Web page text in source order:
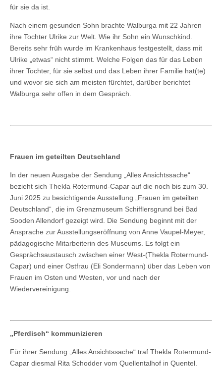
für sie da ist.
Nach einem gesunden Sohn brachte Walburga mit 22 Jahren
ihre Tochter Ulrike zur Welt. Wie ihr Sohn ein Wunschkind.
Bereits sehr früh wurde im Krankenhaus festgestellt, dass mit
Ulrike „etwas“ nicht stimmt. Welche Folgen das für das Leben
ihrer Tochter, für sie selbst und das Leben ihrer Familie hat(te)
und wovor sie sich am meisten fürchtet, darüber berichtet
Walburga sehr offen in dem Gespräch.
Frauen im geteilten Deutschland
In der neuen Ausgabe der Sendung „Alles Ansichtssache“
bezieht sich Thekla Rotermund-Capar auf die noch bis zum 30.
Juni 2025 zu besichtigende Ausstellung „Frauen im geteilten
Deutschland“, die im Grenzmuseum Schifflersgrund bei Bad
Sooden Allendorf gezeigt wird. Die Sendung beginnt mit der
Ansprache zur Ausstellungseröffnung von Anne Vaupel-Meyer,
pädagogische Mitarbeiterin des Museums. Es folgt ein
Gesprächsaustausch zwischen einer West-(Thekla Rotermund-
Capar) und einer Ostfrau (Eli Sondermann) über das Leben von
Frauen im Osten und Westen, vor und nach der
Wiedervereinigung.
„Pferdisch“ kommunizieren
Für ihrer Sendung „Alles Ansichtssache“ traf Thekla Rotermund-
Capar diesmal Rita Schodder vom Quellentalhof in Quentel.